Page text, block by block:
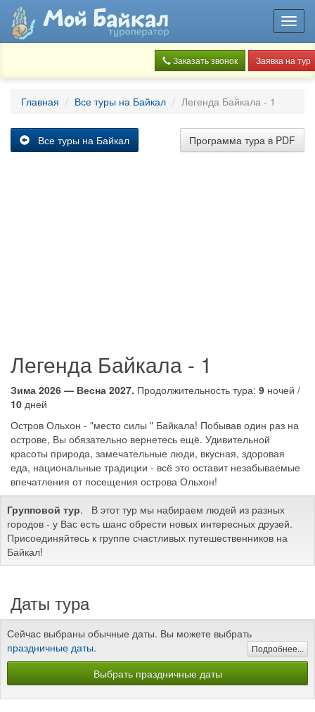
Заказать звонок Заявка на тур
Главная Все туры на Байкал Легенда Байкала - 1
Программа тура в PDF
Все туры на Байкал
Легенда Байкала - 1
Зима 2026 — Весна 2027. Продолжительность тура: 9 ночей /
10 дней
Остров Ольхон - "место силы " Байкала! Побывав один раз на
острове, Вы обязательно вернетесь ещё. Удивительной
красоты природа, замечательные люди, вкусная, здоровая
еда, национальные традиции - всё это оставит незабываемые
впечатления от посещения острова Ольхон!
Групповой тур. В этот тур мы набираем людей из разных
городов - у Вас есть шанс обрести новых интересных друзей.
Присоединяйтесь к группе счастливых путешественников на
Байкал!
Даты тура
Сейчас выбраны обычные даты. Вы можете выбрать
праздничные даты. Подробнее...
Выбрать праздничные даты